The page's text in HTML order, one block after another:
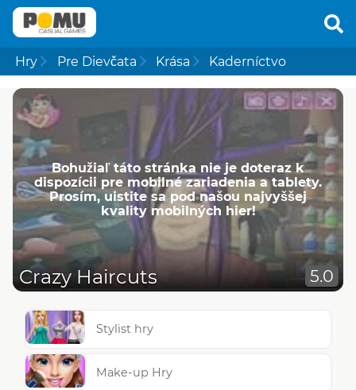
Hry Pre Dievčata Krása Kaderníctvo
Bohužiaľ táto stránka nie je doteraz k
dispozícii pre mobilné zariadenia a tablety.
Prosím, uistite sa pod našou najvyššej
kvality mobilných hier!
Crazy Haircuts 5.0
Stylist hry
Make-up Hry